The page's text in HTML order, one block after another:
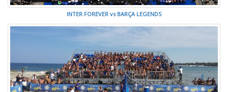
INTER FOREVER vs BARÇA LEGENDS